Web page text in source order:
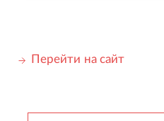
Перейти на сайт